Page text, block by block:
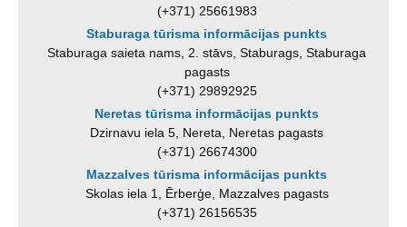
(+371) 25661983
Staburaga tūrisma informācijas punkts
Staburaga saieta nams, 2. stāvs, Staburags, Staburaga
pagasts
(+371) 29892925
Neretas tūrisma informācijas punkts
Dzirnavu iela 5, Nereta, Neretas pagasts
(+371) 26674300
Mazzalves tūrisma informācijas punkts
Skolas iela 1, Ērberģe, Mazzalves pagasts
(+371) 26156535